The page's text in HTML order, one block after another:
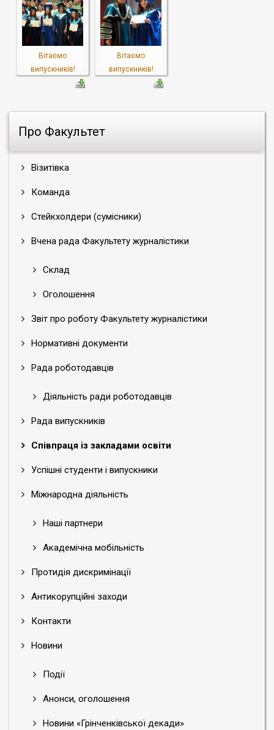
Про Факультет
Візитівка
Команда
Стейкхолдери (сумісники)
Вчена рада Факультету журналістики
Склад
Оголошення
Звіт про роботу Факультету журналістики
Нормативні документи
Рада роботодавців
Діяльність ради роботодавців
Рада випускників
Співпраця із закладами освіти
Успішні студенти і випускники
Міжнародна діяльність
Наші партнери
Академічна мобільність
Протидія дискримінації
Антикорупційні заходи
Контакти
Новини
Події
Анонси, оголошення
Новини «Грінченківської декади»
Вітаємо
випускників!
Вітаємо
випускників!